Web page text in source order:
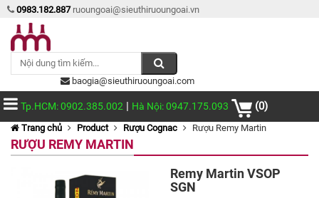
0983.182.887 ruoungoai@sieuthiruoungoai.vn
baogia@sieuthiruoungoai.com
Tp.HCM: 0902.385.002 | Hà Nội: 0947.175.093 (0)
Trang chủ Product Rượu Cognac Rượu Remy Martin
RƯỢU REMY MARTIN
Remy Martin VSOP
SGN